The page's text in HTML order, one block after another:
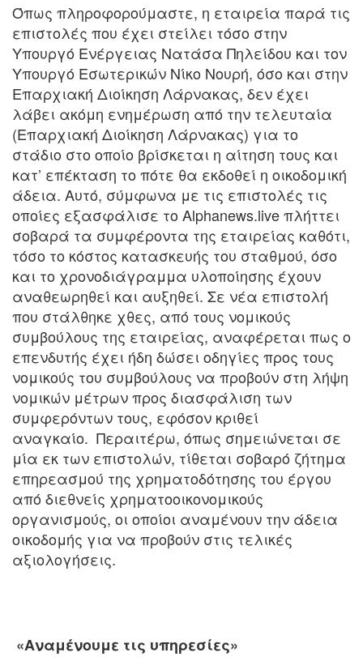
Όπως πληροφορούμαστε, η εταιρεία παρά τις
επιστολές που έχει στείλει τόσο στην
Υπουργό Ενέργειας Νατάσα Πηλείδου και τον
Υπουργό Εσωτερικών Νίκο Νουρή, όσο και στην
Επαρχιακή Διοίκηση Λάρνακας, δεν έχει
λάβει ακόμη ενημέρωση από την τελευταία
(Επαρχιακή Διοίκηση Λάρνακας) για το
στάδιο στο οποίο βρίσκεται η αίτηση τους και
κατ’ επέκταση το πότε θα εκδοθεί η οικοδομική
άδεια. Αυτό, σύμφωνα με τις επιστολές τις
οποίες εξασφάλισε το Alphanews.live πλήττει
σοβαρά τα συμφέροντα της εταιρείας καθότι,
τόσο το κόστος κατασκευής του σταθμού, όσο
και το χρονοδιάγραμμα υλοποίησης έχουν
αναθεωρηθεί και αυξηθεί. Σε νέα επιστολή
που στάλθηκε χθες, από τους νομικούς
συμβούλους της εταιρείας, αναφέρεται πως ο
επενδυτής έχει ήδη δώσει οδηγίες προς τους
νομικούς του συμβούλους να προβούν στη λήψη
νομικών μέτρων προς διασφάλιση των
συμφερόντων τους, εφόσον κριθεί
αναγκαίο. Περαιτέρω, όπως σημειώνεται σε
μία εκ των επιστολών, τίθεται σοβαρό ζήτημα
επηρεασμού της χρηματοδότησης του έργου
από διεθνείς χρηματοοικονομικούς
οργανισμούς, οι οποίοι αναμένουν την άδεια
οικοδομής για να προβούν στις τελικές
αξιολογήσεις.
«Αναμένουμε τις υπηρεσίες»